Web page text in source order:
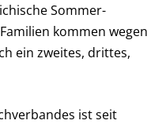
Sommer-
kommen wegen
ein zweites, drittes,
ist seit